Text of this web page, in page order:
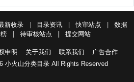
新收录 目录资讯 快审站点
数据
待审核站点 提交网站
申明 关于我们 联系我们
广告合作
小火山分类目录 All Rights Reserved